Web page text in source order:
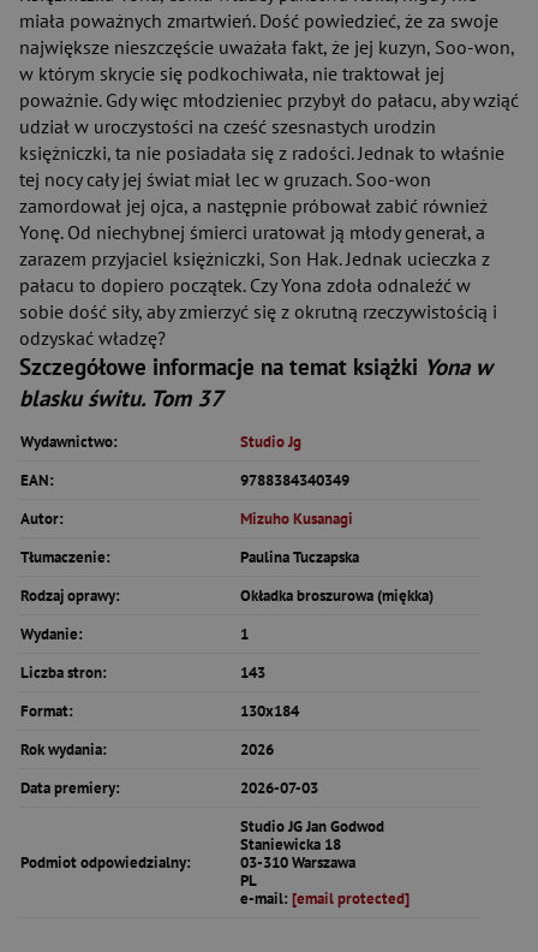
miała poważnych zmartwień. Dość powiedzieć, że za swoje
największe nieszczęście uważała fakt, że jej kuzyn, Soo-won,
w którym skrycie się podkochiwała, nie traktował jej
poważnie. Gdy więc młodzieniec przybył do pałacu, aby wziąć
udział w uroczystości na cześć szesnastych urodzin
księżniczki, ta nie posiadała się z radości. Jednak to właśnie
tej nocy cały jej świat miał lec w gruzach. Soo-won
zamordował jej ojca, a następnie próbował zabić również
Yonę. Od niechybnej śmierci uratował ją młody generał, a
zarazem przyjaciel księżniczki, Son Hak. Jednak ucieczka z
pałacu to dopiero początek. Czy Yona zdoła odnaleźć w
sobie dość siły, aby zmierzyć się z okrutną rzeczywistością i
odzyskać władzę?
Szczegółowe informacje na temat książki Yona w
blasku świtu. Tom 37
Wydawnictwo:
Studio Jg
EAN:
9788384340349
Autor:
Mizuho Kusanagi
Tłumaczenie:
Paulina Tuczapska
Rodzaj oprawy:
Okładka broszurowa (miękka)
Wydanie:
1
Liczba stron:
143
Format:
130x184
Rok wydania:
2026
Data premiery:
2026-07-03
Podmiot odpowiedzialny:
Studio JG Jan Godwod
Staniewicka 18
03-310 Warszawa
PL
e-mail: [email protected]